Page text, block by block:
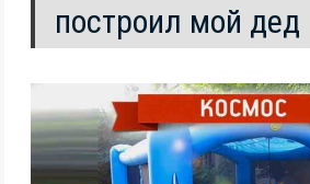
построил мой дед